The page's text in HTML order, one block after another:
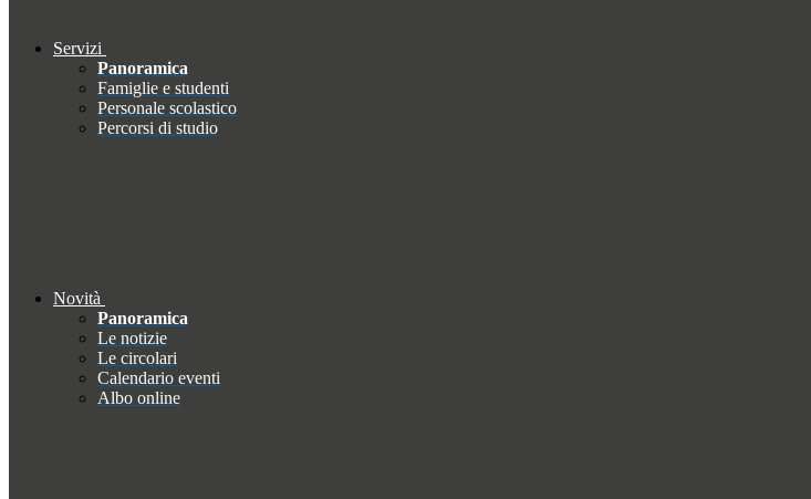
Servizi
Panoramica
Famiglie e studenti
Personale scolastico
Percorsi di studio
Novità
Panoramica
Le notizie
Le circolari
Calendario eventi
Albo online